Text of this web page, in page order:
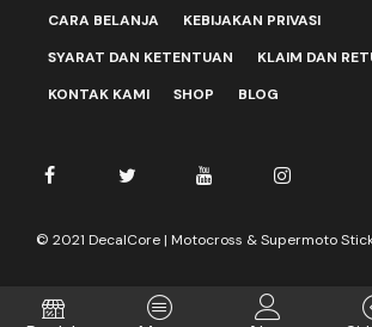
CARA BELANJA
KEBIJAKAN PRIVASI
SYARAT DAN KETENTUAN
KLAIM DAN
KONTAK KAMI
SHOP BLOG
© 2021 DecalCore | Motocross & Supermoto